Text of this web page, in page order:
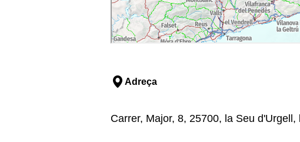
Adreça
Carrer, Major, 8, 25700, la Seu